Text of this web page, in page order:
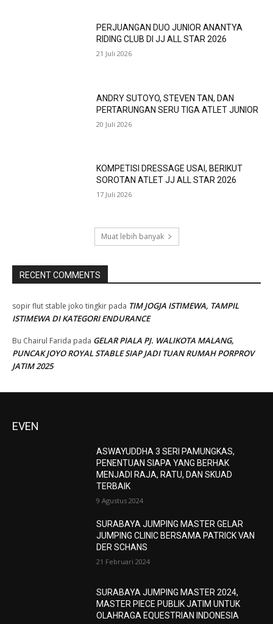
PERJUANGAN DUO JUNIOR ANANTYA
RIDING CLUB DI JJ ALL STAR 2026
21 Juli 2026
ANDRY SUTOYO, STEVEN TAN, DAN
PERTARUNGAN SERU TIGA ATLET JUNIOR
20 Juli 2026
KOMPETISI DRESSAGE USAI, BERIKUT
SOROTAN ATLET JJ ALL STAR 2026
17 Juli 2026
Muat lebih banyak
RECENT COMMENTS
sopir flut stable joko tingkir pada TIM JOGJA ISTIMEWA, TAMPIL
ISTIMEWA DI KATEGORI ENDURANCE
Bu Chairul Farida pada GELAR PIALA PJ. WALIKOTA MALANG,
PUNCAK JOYO ROYAL STABLE SIAP JADI TUAN RUMAH PORPROV
JATIM 2025
EVEN
ASWAYUDDHA 3 SERI PAMUNGKAS,
PENENTUAN SIAPA YANG BERHAK
MENJADI RAJA, RATU, DAN SKUAD
TERBAIK
9 Agustus 2024
SURABAYA JUMPING MASTER GELAR
JUMPING CLINIC BERSAMA PATRICK VAN
DER SCHANS
21 Februari 2024
SURABAYA JUMPING MASTER 2024,
MASTER PIECE PUBLIK JATIM UNTUK
OLAHRAGA EQUESTRIAN INDONESIA